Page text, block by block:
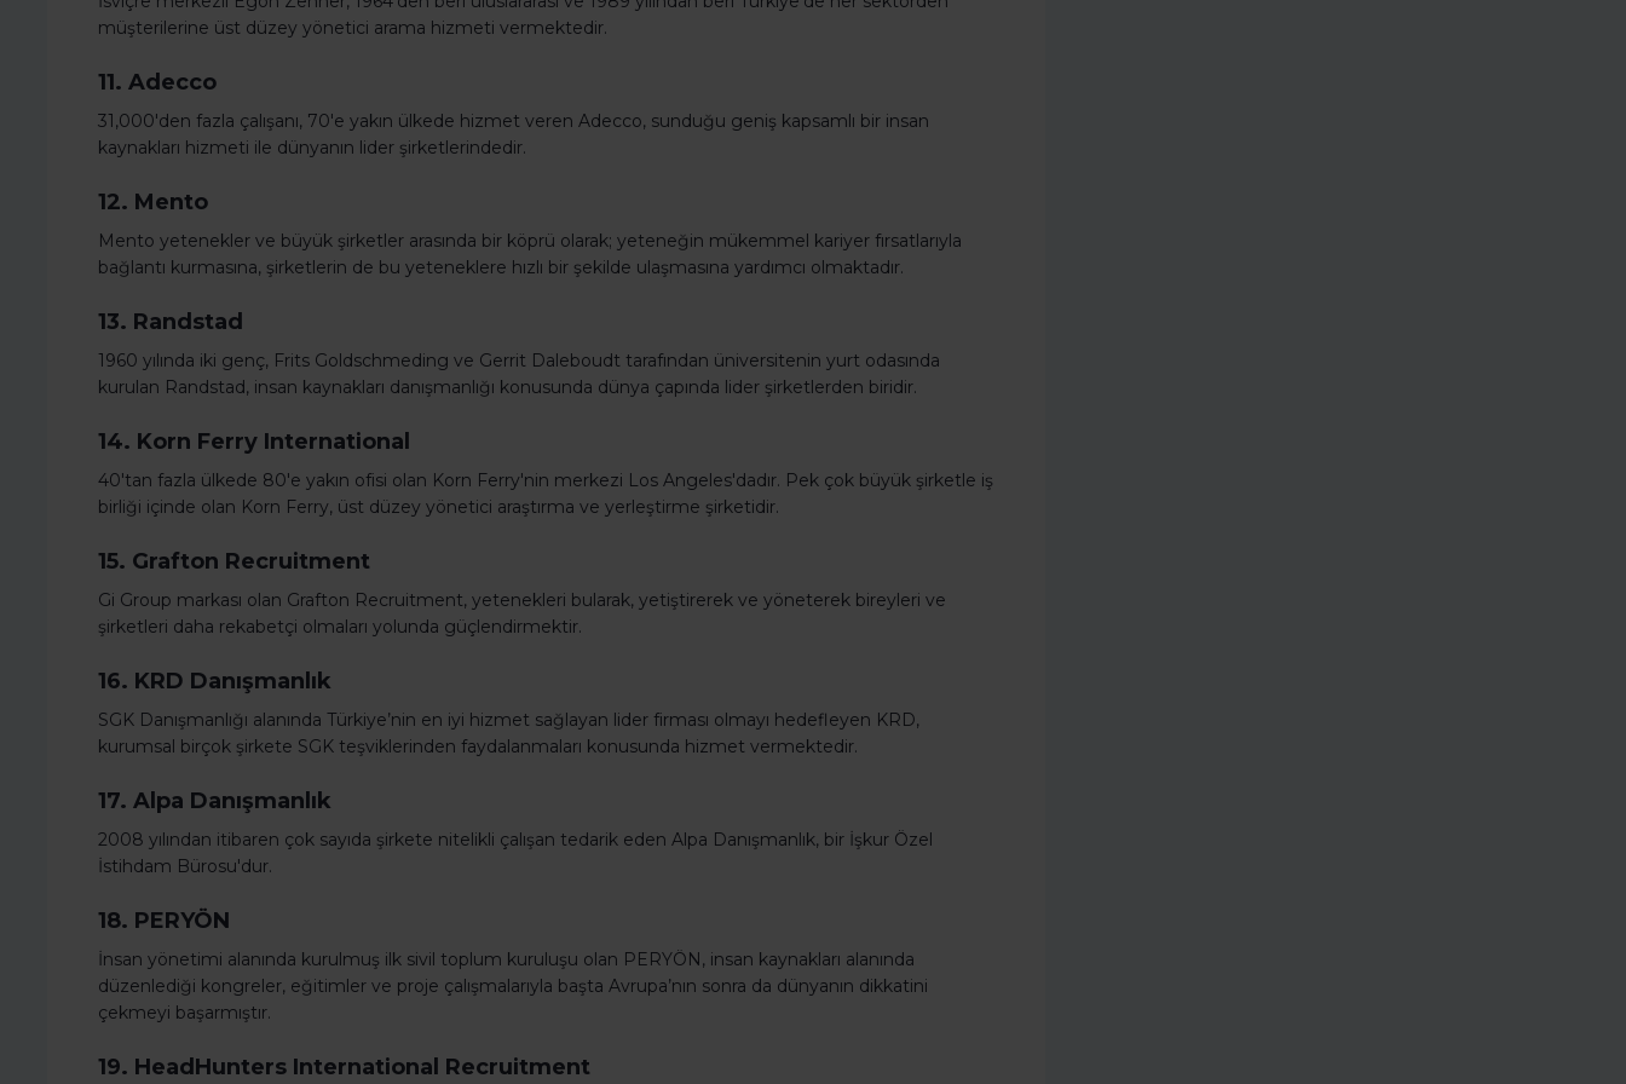
müşterilerine üst düzey yönetici arama hizmeti vermektedir.
11. Adecco
31,000'den fazla çalışanı, 70'e yakın ülkede hizmet veren Adecco, sunduğu geniş kapsamlı bir insan
kaynakları hizmeti ile dünyanın lider şirketlerindedir.
12. Mento
Mento yetenekler ve büyük şirketler arasında bir köprü olarak; yeteneğin mükemmel kariyer fırsatlarıyla
bağlantı kurmasına, şirketlerin de bu yeteneklere hızlı bir şekilde ulaşmasına yardımcı olmaktadır.
13. Randstad
1960 yılında iki genç, Frits Goldschmeding ve Gerrit Daleboudt tarafından üniversitenin yurt odasında
kurulan Randstad, insan kaynakları danışmanlığı konusunda dünya çapında lider şirketlerden biridir.
14. Korn Ferry International
40'tan fazla ülkede 80'e yakın ofisi olan Korn Ferry'nin merkezi Los Angeles'dadır. Pek çok büyük şirketle iş
birliği içinde olan Korn Ferry, üst düzey yönetici araştırma ve yerleştirme şirketidir.
15. Grafton Recruitment
Gi Group markası olan Grafton Recruitment, yetenekleri bularak, yetiştirerek ve yöneterek bireyleri ve
şirketleri daha rekabetçi olmaları yolunda güçlendirmektir.
16. KRD Danışmanlık
SGK Danışmanlığı alanında Türkiye’nin en iyi hizmet sağlayan lider firması olmayı hedefleyen KRD,
kurumsal birçok şirkete SGK teşviklerinden faydalanmaları konusunda hizmet vermektedir.
17. Alpa Danışmanlık
2008 yılından itibaren çok sayıda şirkete nitelikli çalışan tedarik eden Alpa Danışmanlık, bir İşkur Özel
İstihdam Bürosu'dur.
18. PERYÖN
İnsan yönetimi alanında kurulmuş ilk sivil toplum kuruluşu olan PERYÖN, insan kaynakları alanında
düzenlediği kongreler, eğitimler ve proje çalışmalarıyla başta Avrupa’nın sonra da dünyanın dikkatini
çekmeyi başarmıştır.
19. HeadHunters International Recruitment